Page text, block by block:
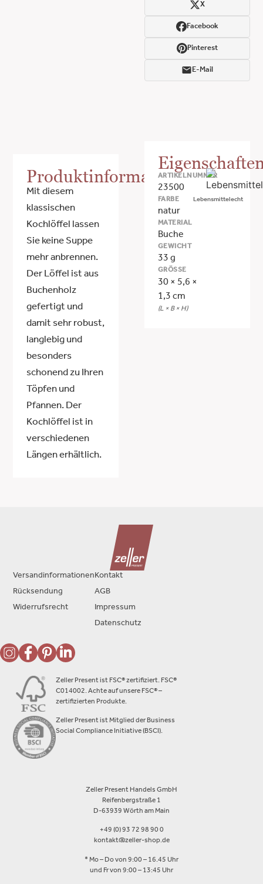
X
Facebook
Pinterest
E-Mail
Produktinformationen
Mit diesem
klassischen
Kochlöffel lassen
Sie keine Suppe
mehr anbrennen.
Der Löffel ist aus
Buchenholz
gefertigt und
damit sehr robust,
langlebig und
besonders
schonend zu Ihren
Töpfen und
Pfannen. Der
Kochlöffel ist in
verschiedenen
Längen erhältlich.
ARTIKELNUMMER
23500
FARBE
natur
MATERIAL
Buche
GEWICHT
33 g
GRÖSSE
30 × 5,6 ×
1,3 cm
(L × B × H)
Lebensmittelecht
Zeller Present ist FSC® zertifiziert. FSC®
C014002. Achte auf unsere FSC® –
zertifizierten Produkte.
Zeller Present ist Mitglied der Business
Social Compliance Initiative (BSCI).
Zeller Present Handels GmbH
Reifenbergstraße 1
D-63939 Wörth am Main
+49 (0) 93 72 98 90 0
kontakt@zeller-shop.de
* Mo – Do von 9:00 – 16.45 Uhr
und Fr von 9:00 – 13:45 Uhr
Versandinformationen
Rücksendung
Widerrufsrecht
Kontakt
AGB
Impressum
Datenschutz